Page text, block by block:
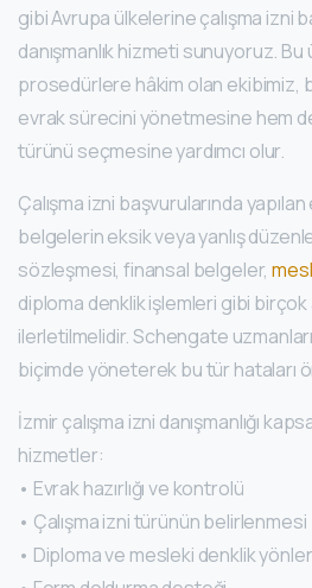
gibi Avrupa ülkelerine çalışma izni
danışmanlık hizmeti sunuyoruz.
prosedürlere hâkim olan ekibimiz,
evrak sürecini yönetmesine hem
türünü seçmesine yardımcı olur.
Çalışma izni başvurularında
belgelerin eksik veya yanlış
sözleşmesi, finansal belgeler,
diploma denklik işlemleri gibi birçok
ilerletilmelidir. Schengate
biçimde yöneterek bu tür hataları
İzmir çalışma izni danışmanlığı
hizmetler:
• Evrak hazırlığı ve kontrolü
• Çalışma izni türünün belirlenmesi
• Diploma ve mesleki denklik